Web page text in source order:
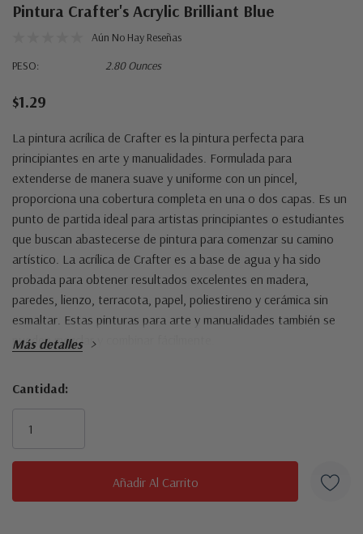
Pintura Crafter's Acrylic Brilliant Blue
Aún No Hay Reseñas
PESO:
2.80 Ounces
$1.29
La pintura acrílica de Crafter es la pintura perfecta para
principiantes en arte y manualidades. Formulada para
extenderse de manera suave y uniforme con un pincel,
proporciona una cobertura completa en una o dos capas. Es un
punto de partida ideal para artistas principiantes o estudiantes
que buscan abastecerse de pintura para comenzar su camino
artístico. La acrílica de Crafter es a base de agua y ha sido
probada para obtener resultados excelentes en madera,
paredes, lienzo, terracota, papel, poliestireno y cerámica sin
esmaltar. Estas pinturas para arte y manualidades también se
pueden mezclar y combinar fácilmente.
Más detalles
actual:
Cantidad: